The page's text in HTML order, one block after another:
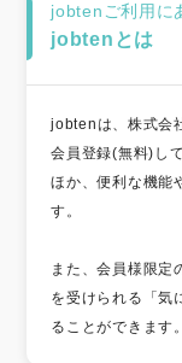
jobtenご利用に
jobtenとは
jobtenは、株式会
会員登録(無料)し
ほか、便利な機能
す。
また、会員様限定
を受けられる「気
ることができます。